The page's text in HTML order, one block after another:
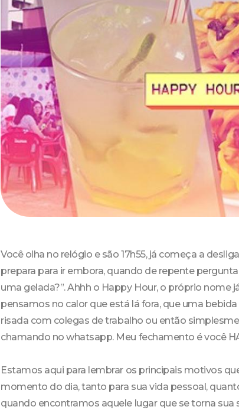
Você olha no relógio e são 17h55, já começa a
prepara para ir embora, quando de repente
uma gelada?”. Ahhh o Happy Hour, o próprio nome
pensamos no calor que está lá fora, que uma
risada com colegas de trabalho ou então
chamando no whatsapp. Meu fechamento é você
Estamos aqui para lembrar os principais motivos
momento do dia, tanto para sua vida pessoal,
quando encontramos aquele lugar que se torna sua